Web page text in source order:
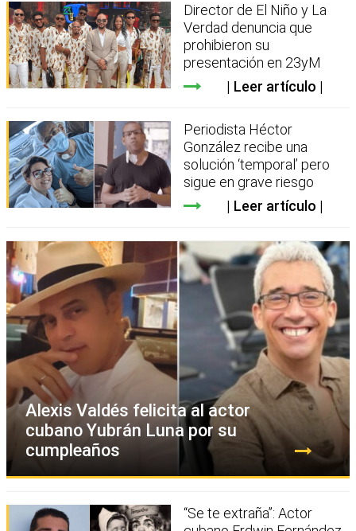
Director de El Niño y La
Verdad denuncia que
prohibieron su
presentación en 23yM
Leer artículo
Periodista Héctor
González recibe una
solución ‘temporal’ pero
sigue en grave riesgo
Leer artículo
Alexis Valdés felicita al actor
cubano Yubrán Luna por su
cumpleaños
“Se te extraña”: Actor